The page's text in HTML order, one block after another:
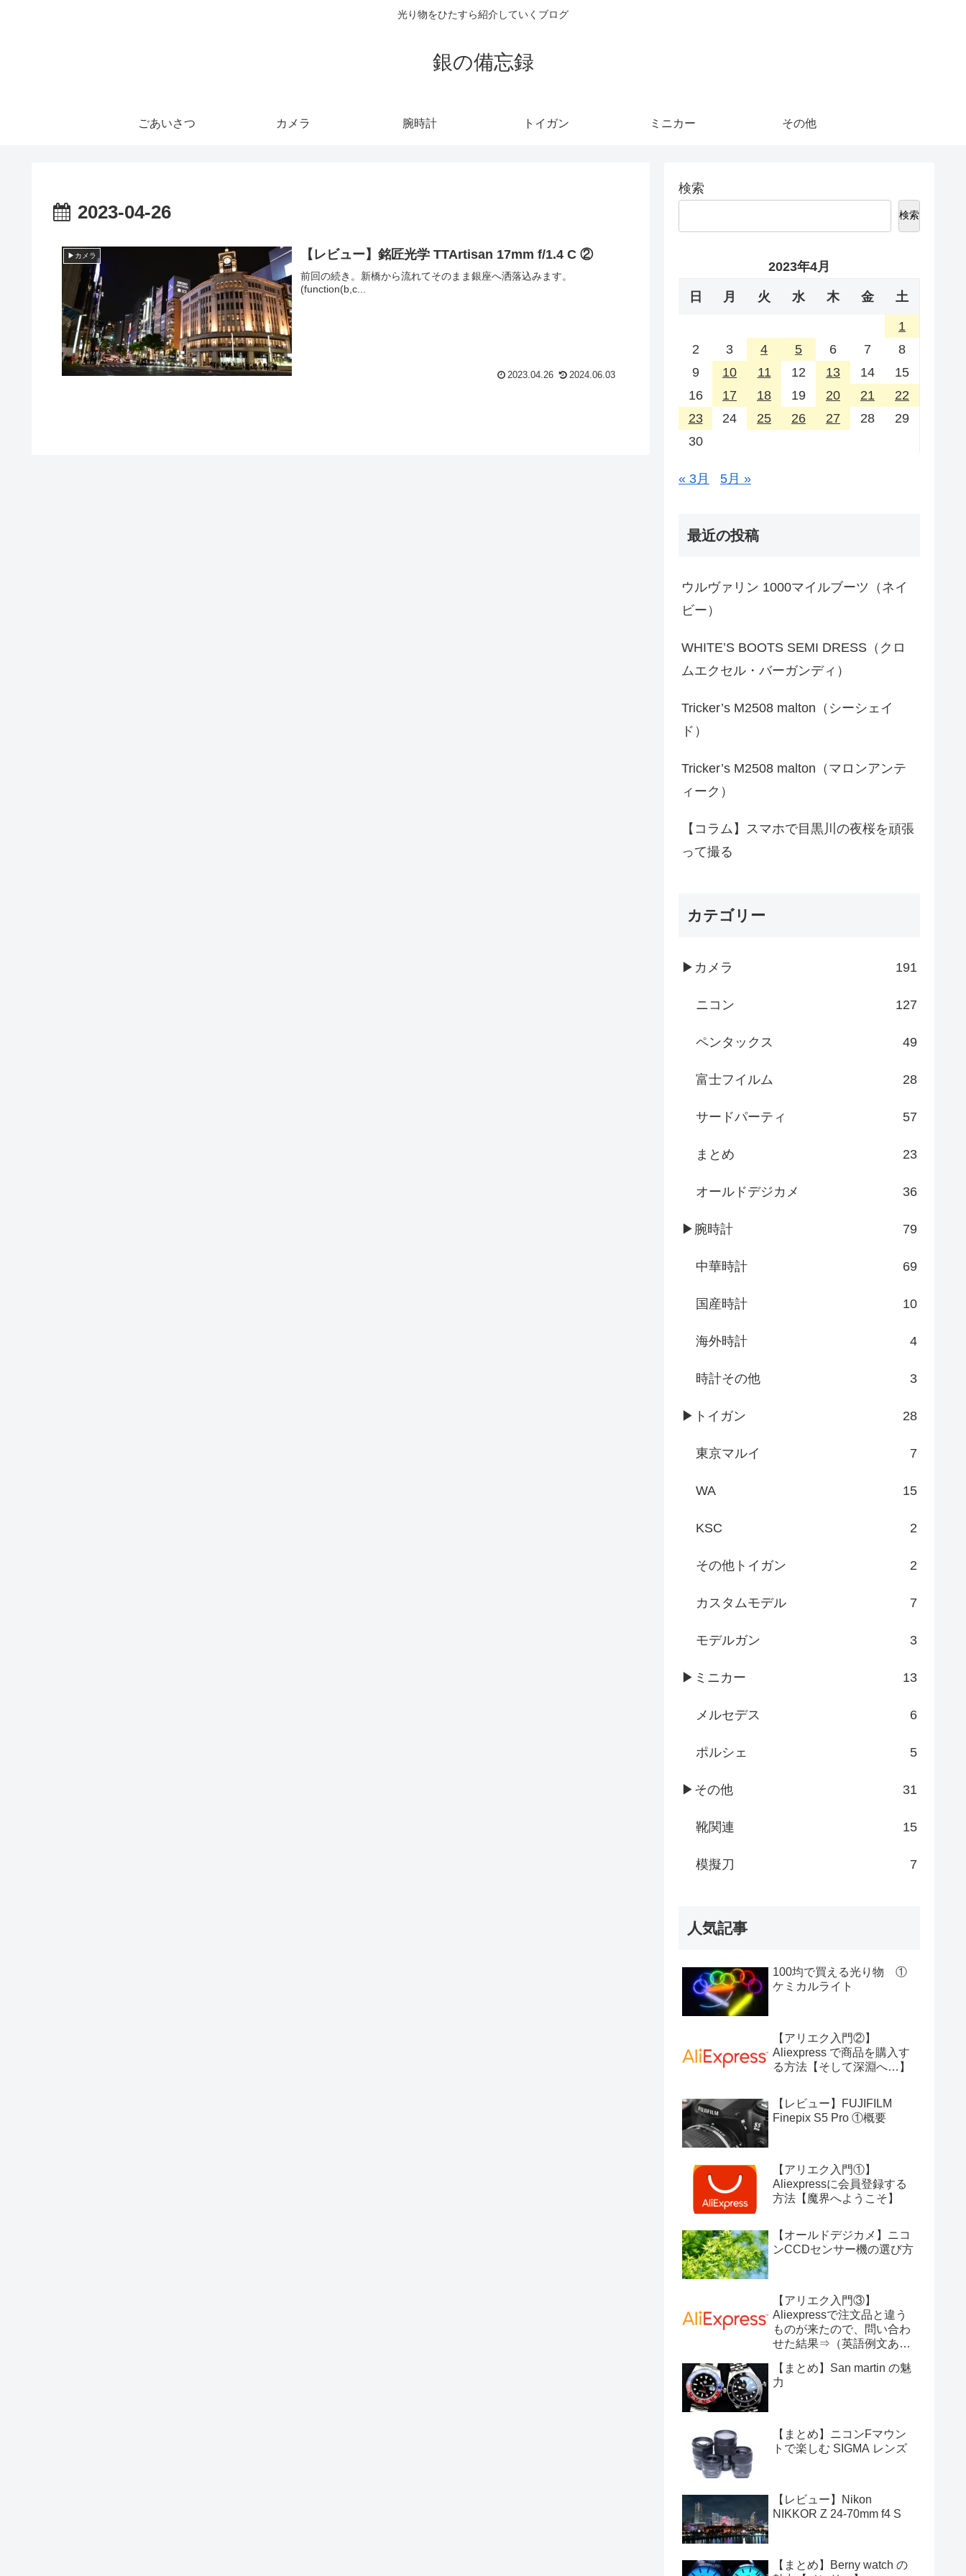
光り物をひたすら紹介していくブログ
銀の備忘録
ごあいさつ カメラ 腕時計 トイガン ミニカー その他
2023-04-26
▶カメラ 【レビュー】銘匠光学 TTArtisan 17mm f/1.4 C ②
前回の続き。新橋から流れてそのまま銀座へ洒落込みます。
(function(b,c...
2023.04.26 2024.06.03
検索
検索
2023年4月
日 月 火 水 木 金 土
1
2
3 4 5 6 7
8
9
10 11 12 13 14
15
16
17 18 19 20 21
22
23
24 25 26 27 28
29
30
« 3月 5月 »
最近の投稿
ウルヴァリン 1000マイルブーツ（ネイ
ビー）
WHITE’S BOOTS SEMI DRESS（クロ
ムエクセル・バーガンディ）
Tricker’s M2508 malton（シーシェイ
ド）
Tricker’s M2508 malton（マロンアンテ
ィーク）
【コラム】スマホで目黒川の夜桜を頑張
って撮る
カテゴリー
▶カメラ 191
ニコン 127
ペンタックス 49
富士フイルム 28
サードパーティ 57
まとめ 23
オールドデジカメ 36
▶腕時計 79
中華時計 69
国産時計 10
海外時計 4
時計その他 3
▶トイガン 28
東京マルイ 7
WA 15
KSC 2
その他トイガン 2
カスタムモデル 7
モデルガン 3
▶ミニカー 13
メルセデス 6
ポルシェ 5
▶その他 31
靴関連 15
模擬刀 7
人気記事
100均で買える光り物 ①
ケミカルライト
【アリエク入門②】
Aliexpress で商品を購入す
る方法【そして深淵へ…】
【レビュー】FUJIFILM
Finepix S5 Pro ①概要
【アリエク入門①】
Aliexpressに会員登録する
方法【魔界へようこそ】
【オールドデジカメ】ニコ
ンCCDセンサー機の選び方
【アリエク入門③】
Aliexpressで注文品と違う
ものが来たので、問い合わ
せた結果⇒（英語例文あ
【まとめ】San martin の魅
力
【まとめ】ニコンFマウン
トで楽しむ SIGMA レンズ
【レビュー】Nikon
NIKKOR Z 24-70mm f4 S
【まとめ】Berny watch の